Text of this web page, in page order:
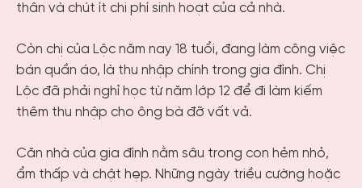
thân và chút ít chi phí sinh hoạt của cả nhà.
Còn chị của Lộc năm nay 18 tuổi, đang làm công việc
bán quần áo, là thu nhập chính trong gia đình. Chị
Lộc đã phải nghỉ học từ năm lớp 12 để đi làm kiếm
thêm thu nhập cho ông bà đỡ vất vả.
Căn nhà của gia đình nằm sâu trong con hẻm nhỏ,
ẩm thấp và chật hẹp. Những ngày triều cường hoặc